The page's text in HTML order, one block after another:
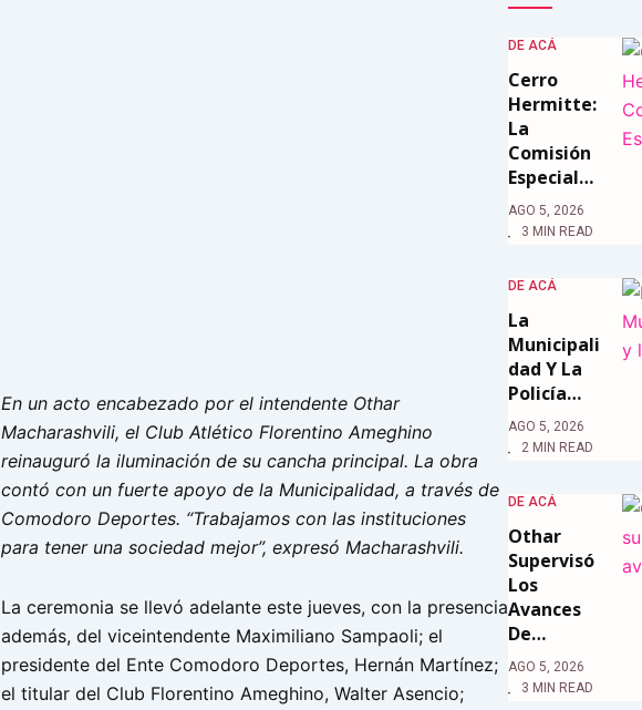
En un acto encabezado por el intendente Othar
Macharashvili, el Club Atlético Florentino Ameghino
reinauguró la iluminación de su cancha principal. La obra
contó con un fuerte apoyo de la Municipalidad, a través de
Comodoro Deportes. “Trabajamos con las instituciones
para tener una sociedad mejor”, expresó Macharashvili.
La ceremonia se llevó adelante este jueves, con la presencia
además, del viceintendente Maximiliano Sampaoli; el
presidente del Ente Comodoro Deportes, Hernán Martínez;
el titular del Club Florentino Ameghino, Walter Asencio;
DE ACÁ
Cerro
Hermitte:
La
Comisión
Especial…
AGO 5, 2026
3 MIN READ
DE ACÁ
La
Municipali
Dad Y La
Policía…
AGO 5, 2026
2 MIN READ
DE ACÁ
Othar
Supervisó
Los
Avances
De…
AGO 5, 2026
3 MIN READ